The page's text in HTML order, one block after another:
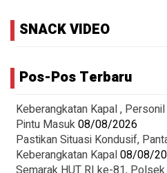
SNACK VIDEO
Pos-Pos Terbaru
Keberangkatan Kapal ,
Pintu Masuk08/08/2026
Pastikan Situasi Kondusif,
Keberangkatan Kapal08/08/